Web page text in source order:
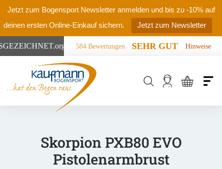
Jetzt zum Bogensport Newsletter anmelden und bis zu -10% auf
deinen ersten Online-Einkauf sichern.
Jetzt zum Newsletter
.org 584 Bewertungen SEHR GUT Hinweise
Products
search
Skorpion PXB80 EVO
Pistolenarmbrust